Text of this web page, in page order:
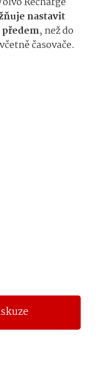
nastavit
, než do
časovače.